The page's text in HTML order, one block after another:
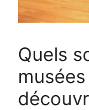
Quels
musées